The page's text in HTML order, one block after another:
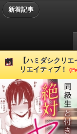
新着記事
【ハミダシクリ
リエイティブ！